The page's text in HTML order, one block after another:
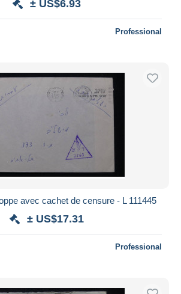
± US$6.93
Professional
avec cachet de censure - L 111445
± US$17.31
Professional